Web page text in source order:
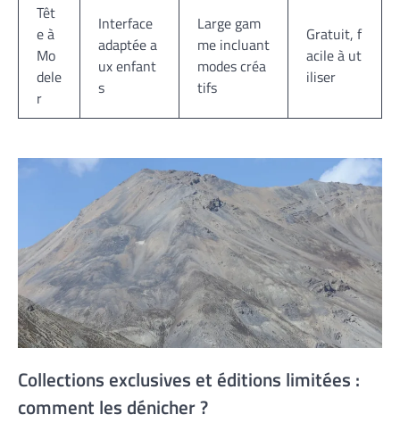
Têt
e à
Mo
dele
r
Interface
adaptée a
ux enfant
s
Large gam
me incluant
modes créa
tifs
Gratuit, f
acile à ut
iliser
Collections exclusives et éditions limitées :
comment les dénicher ?